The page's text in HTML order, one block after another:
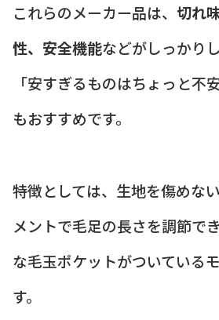
これらのメーカー品は、 切れ
性、安全機能などがしっかり
「安すぎるものはちょっと
もおすすめです。
特徴としては、生地を傷めな
メントで毛足の長さを調節で
な毛玉ポケットがついている
す。